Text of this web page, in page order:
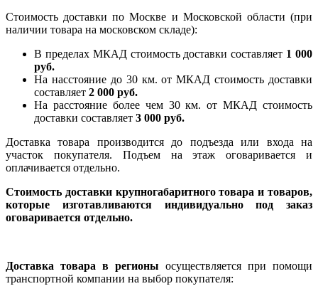
Стоимость доставки по Москве и Московской области (при
наличии товара на московском складе):
В пределах МКАД стоимость доставки составляет 1 000
руб.
На насcтояние до 30 км. от МКАД стоимость доставки
составляет 2 000 руб.
На расстояние более чем 30 км. от МКАД стоимость
доставки составляет 3 000 руб.
Доставка товара производится до подъезда или входа на
участок покупателя. Подъем на этаж оговаривается и
оплачивается отдельно.
Стоимость доставки крупногабаритного товара и товаров,
которые изготавливаются индивидуально под заказ
оговаривается отдельно.
Доставка товара в регионы осуществляется при помощи
транспортной компании на выбор покупателя: